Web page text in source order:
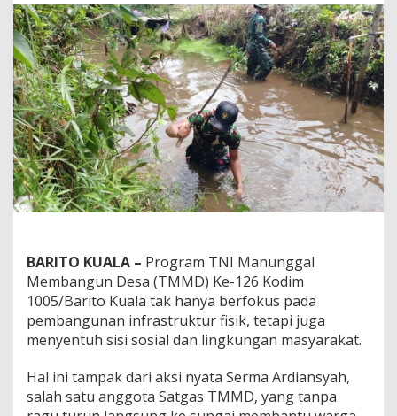
BARITO KUALA – Program TNI Manunggal
Membangun Desa (TMMD) Ke-126 Kodim
1005/Barito Kuala tak hanya berfokus pada
pembangunan infrastruktur fisik, tetapi juga
menyentuh sisi sosial dan lingkungan masyarakat.
Hal ini tampak dari aksi nyata Serma Ardiansyah,
salah satu anggota Satgas TMMD, yang tanpa